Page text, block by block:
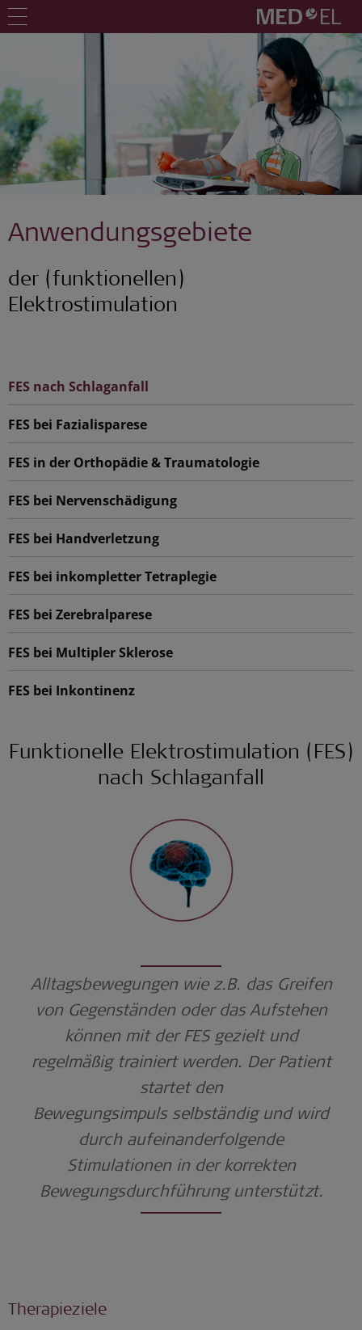
Anwendungsgebiete
der (funktionellen)
Elektrostimulation
FES nach Schlaganfall
FES bei Fazialisparese
FES in der Orthopädie & Traumatologie
FES bei Nervenschädigung
FES bei Handverletzung
FES bei inkompletter Tetraplegie
FES bei Zerebralparese
FES bei Multipler Sklerose
FES bei Inkontinenz
Funktionelle Elektrostimulation (FES)
nach Schlaganfall
Alltagsbewegungen wie z.B. das Greifen
von Gegenständen oder das Aufstehen
können mit der FES gezielt und
regelmäßig trainiert werden. Der Patient
startet den
Bewegungsimpuls selbständig und wird
durch aufeinanderfolgende
Stimulationen in der korrekten
Bewegungsdurchführung unterstützt.
Therapieziele